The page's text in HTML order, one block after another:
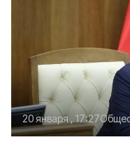
20 января , 17:27